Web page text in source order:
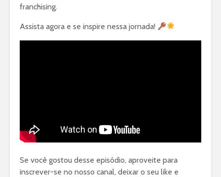
franchising.
Assista agora e se inspire nessa jornada!
Se você gostou desse episódio, aproveite para
inscrever-se no nosso canal, deixar o seu like e